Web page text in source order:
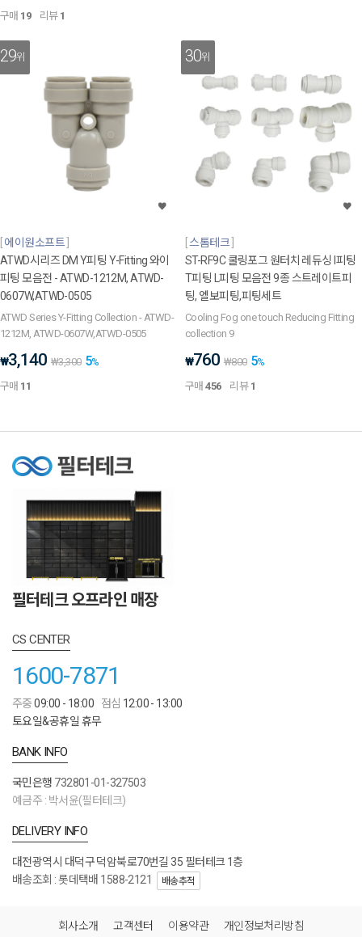
구매 19 리뷰 1
29위
에이원소프트
ATWD시리즈 DM Y피팅 Y-Fitting 와이
피팅 모음전 - ATWD-1212M, ATWD-
0607W,ATWD-0505
ATWD Series Y-Fitting Collection - ATWD-
1212M, ATWD-0607W,ATWD-0505
₩3,140 ₩3,300 5%
구매 11
30위
스톰테크
ST-RF9C 쿨링포그 원터치 레듀싱 I피팅
T피팅 L피팅 모음전 9종 스트레이트피
팅, 엘보피팅,피팅세트
Cooling Fog one touch Reducing Fitting
collection 9
₩760 ₩800 5%
구매456 리뷰 1
필터테크 오프라인 매장
CS CENTER
1600-7871
주중09:00 - 18:00 점심 12:00 - 13:00
토요일&공휴일 휴무
BANK INFO
국민은행 732801-01-327503
예금주 : 박서윤(필터테크)
DELIVERY INFO
대전광역시 대덕구 덕암북로70번길 35 필터테크 1층
배송조회 : 롯데택배 1588-2121
배송추적
회사소개 고객센터 이용약관 개인정보처리방침